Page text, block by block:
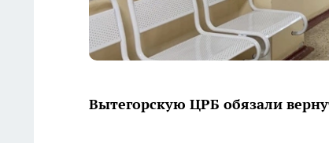
Вытегорскую ЦРБ обязали